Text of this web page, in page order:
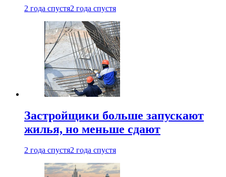
2 года спустя2 года спустя
Застройщики больше запускают
жилья, но меньше сдают
2 года спустя2 года спустя